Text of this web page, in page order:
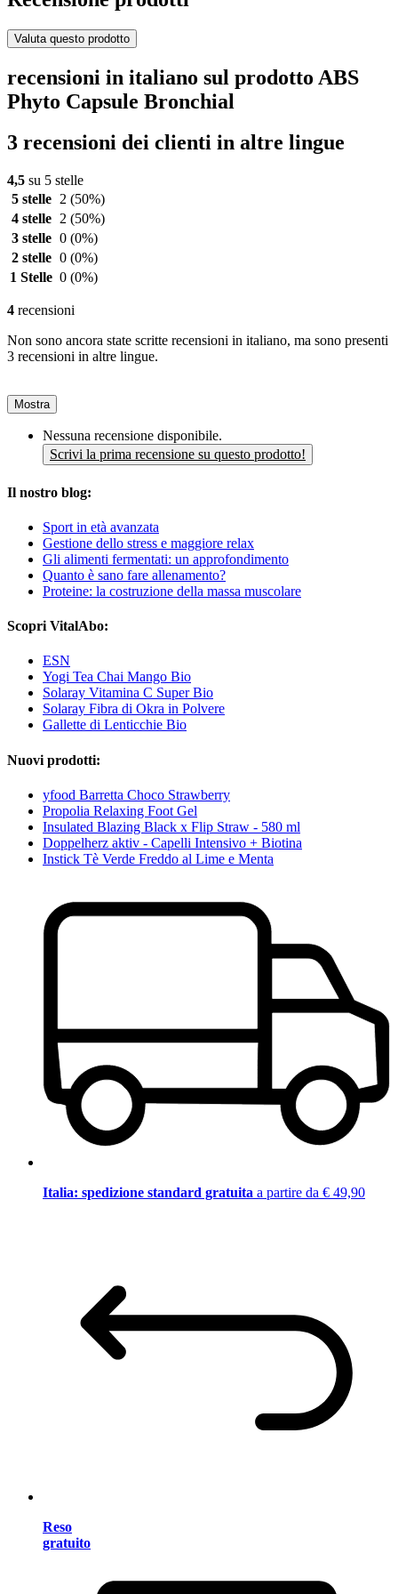
Valuta questo prodotto
recensioni in italiano sul prodotto ABS
Phyto Capsule Bronchial
3 recensioni dei clienti in altre lingue
4,5 su 5 stelle
5 stelle
2 (50%)
4 stelle
2 (50%)
3 stelle 0 (0%)
2 stelle 0 (0%)
1 Stelle 0 (0%)
4 recensioni
Non sono ancora state scritte recensioni in italiano, ma sono presenti
3 recensioni in altre lingue.
Mostra
Nessuna recensione disponibile.
Scrivi la prima recensione su questo prodotto!
Il nostro blog:
Sport in età avanzata
Gestione dello stress e maggiore relax
Gli alimenti fermentati: un approfondimento
Quanto è sano fare allenamento?
Proteine: la costruzione della massa muscolare
Scopri VitalAbo:
ESN
Yogi Tea Chai Mango Bio
Solaray Vitamina C Super Bio
Solaray Fibra di Okra in Polvere
Gallette di Lenticchie Bio
Nuovi prodotti:
yfood Barretta Choco Strawberry
Propolia Relaxing Foot Gel
Insulated Blazing Black x Flip Straw - 580 ml
Doppelherz aktiv - Capelli Intensivo + Biotina
Instick Tè Verde Freddo al Lime e Menta
Italia: spedizione standard gratuita a partire da € 49,90
Reso
gratuito